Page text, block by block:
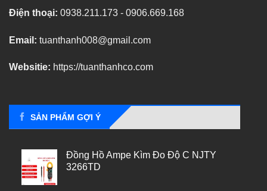
Điện thoại: 0938.211.173 - 0906.669.168
Email: tuanthanh008@gmail.com
Websitie: https://tuanthanhco.com
SẢN PHẨM GỢI Ý
Đồng Hồ Ampe Kìm Đo Độ C NJTY
3266TD